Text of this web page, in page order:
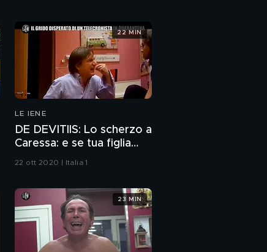
LE IENE
DE DEVITIIS: Lo scherzo a
Caressa: e se tua figlia
ricatta la prof con un
22 ott 2020 | Italia 1
22 MIN
23 MIN